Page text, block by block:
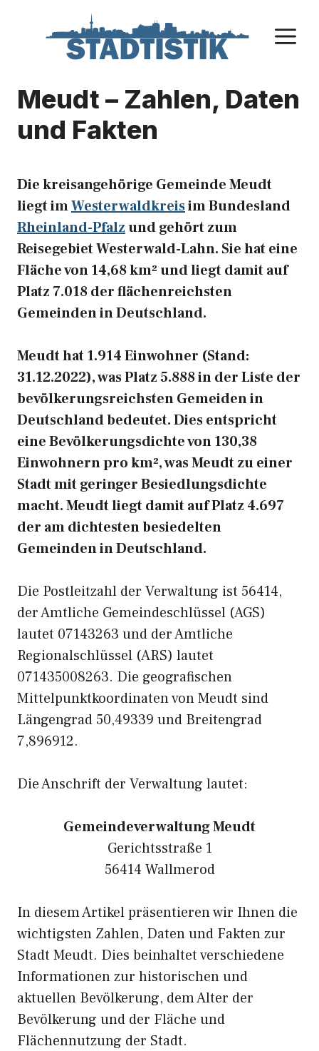
Meudt – Zahlen, Daten
und Fakten
Die kreisangehörige Gemeinde Meudt
liegt imWesterwaldkreisim Bundesland
Rheinland-Pfalzund gehört zum
Reisegebiet Westerwald-Lahn. Sie hat eine
Fläche von 14,68 km² und liegt damit auf
Platz 7.018 der flächenreichsten
Gemeinden in Deutschland.
Meudt hat 1.914 Einwohner (Stand:
31.12.2022), was Platz 5.888 in der Liste der
bevölkerungsreichsten Gemeiden in
Deutschland bedeutet. Dies entspricht
eine Bevölkerungsdichte von 130,38
Einwohnern pro km², was Meudt zu einer
Stadt mit geringer Besiedlungsdichte
macht. Meudt liegt damit auf Platz 4.697
der am dichtesten besiedelten
Gemeinden in Deutschland.
Die Postleitzahl der Verwaltung ist 56414,
der Amtliche Gemeindeschlüssel (AGS)
lautet 07143263 und der Amtliche
Regionalschlüssel (ARS) lautet
071435008263. Die geografischen
Mittelpunktkoordinaten von Meudt sind
Längengrad 50,49339 und Breitengrad
7,896912.
Die Anschrift der Verwaltung lautet:
Gemeindeverwaltung Meudt
Gerichtsstraße 1
56414 Wallmerod
In diesem Artikel präsentieren wir Ihnen die
wichtigsten Zahlen, Daten und Fakten zur
Stadt Meudt. Dies beinhaltet verschiedene
Informationen zur historischen und
aktuellen Bevölkerung, dem Alter der
Bevölkerung und der Fläche und
Flächennutzung der Stadt.